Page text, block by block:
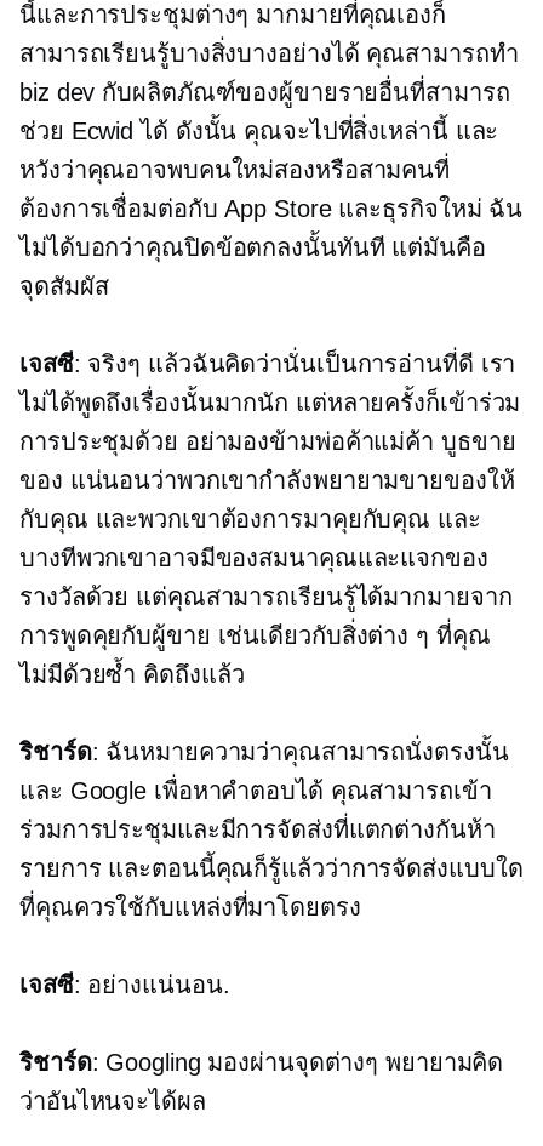
นี้และการประชุมต่างๆ มากมายที่คุณเองก็
สามารถเรียนรู้บางสิ่งบางอย่างได้ คุณสามารถทำ
biz dev กับผลิตภัณฑ์ของผู้ขายรายอื่นที่สามารถ
ช่วย Ecwid ได้ ดังนั้น คุณจะไปที่สิ่งเหล่านี้ และ
หวังว่าคุณอาจพบคนใหม่สองหรือสามคนที่
ต้องการเชื่อมต่อกับ App Store และธุรกิจใหม่ ฉัน
ไม่ได้บอกว่าคุณปิดข้อตกลงนั้นทันที แต่มันคือ
จุดสัมผัส
เจสซี: จริงๆ แล้วฉันคิดว่านั่นเป็นการอ่านที่ดี เรา
ไม่ได้พูดถึงเรื่องนั้นมากนัก แต่หลายครั้งก็เข้าร่วม
การประชุมด้วย อย่ามองข้ามพ่อค้าแม่ค้า บูธขาย
ของ แน่นอนว่าพวกเขากำลังพยายามขายของให้
กับคุณ และพวกเขาต้องการมาคุยกับคุณ และ
บางทีพวกเขาอาจมีของสมนาคุณและแจกของ
รางวัลด้วย แต่คุณสามารถเรียนรู้ได้มากมายจาก
การพูดคุยกับผู้ขาย เช่นเดียวกับสิ่งต่าง ๆ ที่คุณ
ไม่มีด้วยซ้ำ คิดถึงแล้ว
ริชาร์ด: ฉันหมายความว่าคุณสามารถนั่งตรงนั้น
และ Google เพื่อหาคำตอบได้ คุณสามารถเข้า
ร่วมการประชุมและมีการจัดส่งที่แตกต่างกันห้า
รายการ และตอนนี้คุณก็รู้แล้วว่าการจัดส่งแบบใด
ที่คุณควรใช้กับแหล่งที่มาโดยตรง
เจสซี: อย่างแน่นอน.
ริชาร์ด: Googling มองผ่านจุดต่างๆ พยายามคิด
ว่าอันไหนจะได้ผล